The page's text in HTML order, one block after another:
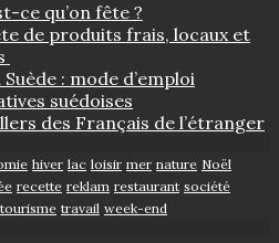
ce qu’on fête ?
de produits frais, locaux et
: mode d’emploi
suédoises
des Français de l’étranger
hiver lac loisir mer nature Noël
recette reklam restaurant société
tourisme travail week-end